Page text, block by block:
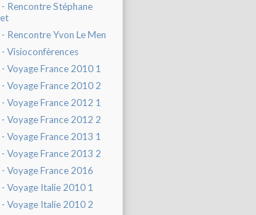
Rencontre Stéphane
Rencontre Yvon Le Men
Visioconfèrences
Voyage France 2010 1
Voyage France 2010 2
Voyage France 2012 1
Voyage France 2012 2
Voyage France 2013 1
Voyage France 2013 2
Voyage France 2016
Voyage Italie 2010 1
Voyage Italie 2010 2